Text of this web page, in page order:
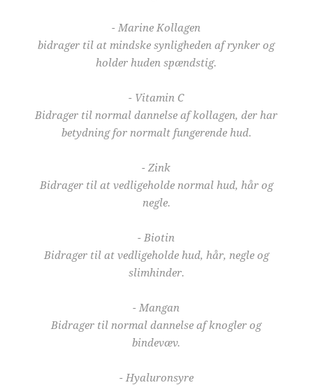
- Marine Kollagen
bidrager til at mindske synligheden af rynker og
holder huden spændstig.
- Vitamin C
Bidrager til normal dannelse af kollagen, der har
betydning for normalt fungerende hud.
- Zink
Bidrager til at vedligeholde normal hud, hår og
negle.
- Biotin
Bidrager til at vedligeholde hud, hår, negle og
slimhinder.
- Mangan
Bidrager til normal dannelse af knogler og
bindevæv.
- Hyaluronsyre